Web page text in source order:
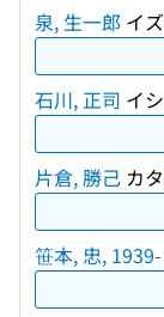
泉, 生一郎 イ
石川, 正司 イ
片倉, 勝己 カ
笹本, 忠, 1939-